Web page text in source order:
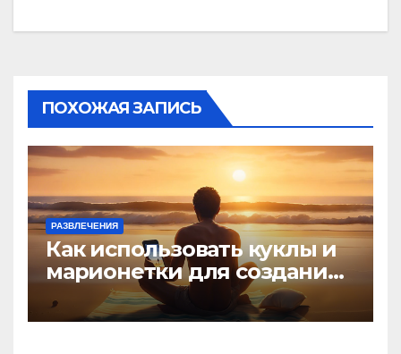
ПОХОЖАЯ ЗАПИСЬ
РАЗВЛЕЧЕНИЯ
Как использовать куклы и
марионетки для создания
игр